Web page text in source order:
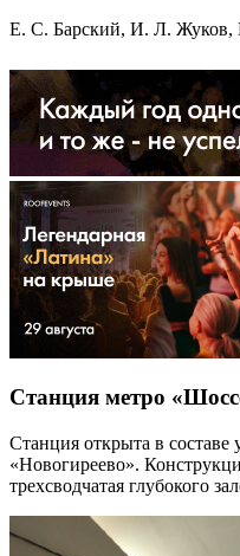
Е. С. Барский, И. Л. Жуков,
Станция метро
Станция открыта в
«Новогиреево».
трехсводчатая глубокого